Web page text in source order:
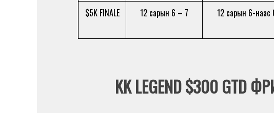
$5K FINALE 12 сарын 6 – 7 12 сарын 6-наас
KK LEGEND $300 GTD